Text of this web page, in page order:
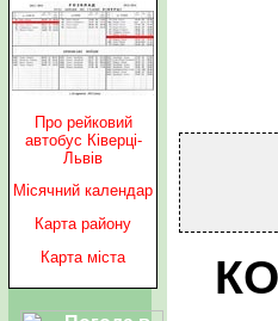
Про рейковий
автобус Ківерці-
Львів
Місячний календар
Карта району
Карта міста